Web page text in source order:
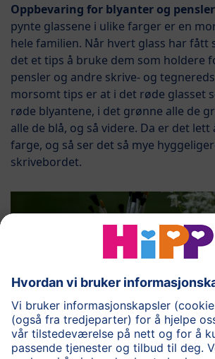
Oppbevaring for blyanter og pensler
pynte glassene i ulike farger er en
hele familien. Når hvert glass har fått
det et tips å bruke dem som holdere
pensler og andre skrive- og
morsomt tips er at i det røde glasset
røde blyantene, i det grønne alle de
alle de blå, og så videre. Da er det
farge, og så ser det så mye
skrivebordet.